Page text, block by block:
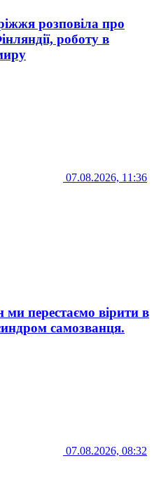
розповіла про
роботу в
07.08.2026, 11:36
ми перестаємо вірити в
самозванця.
07.08.2026, 08:32